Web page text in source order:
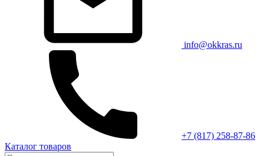
info@okkras.ru
+7 (817) 258-87-86
Каталог товаров